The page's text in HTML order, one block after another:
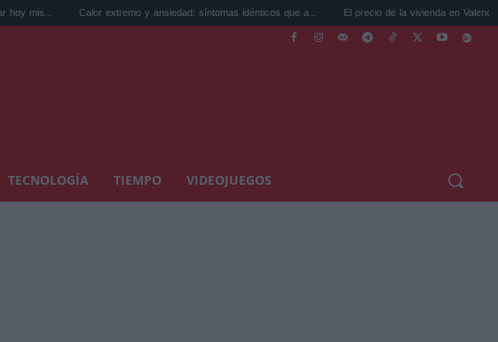
Calor extremo y ansiedad: síntomas idénticos que a... El precio de la vivienda en Valencia sube a
TECNOLOGÍA TIEMPO VIDEOJUEGOS